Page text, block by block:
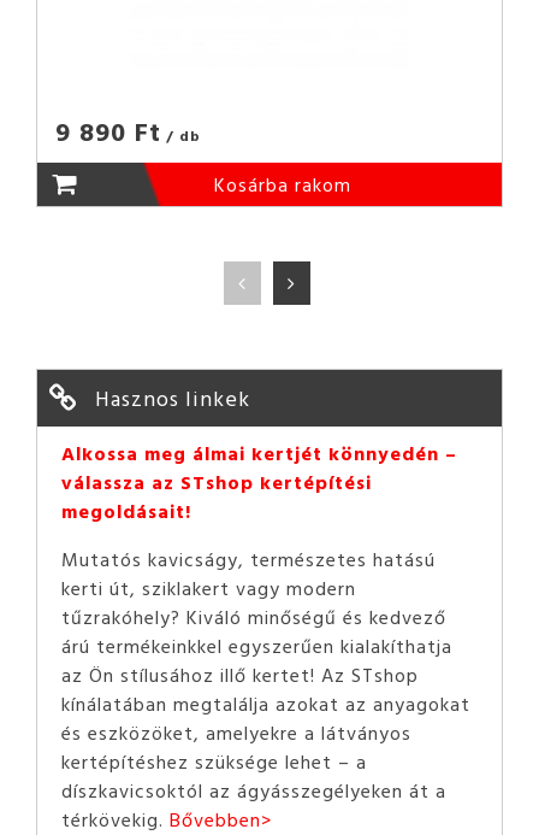
9 890 Ft / db
Kosárba rakom
Hasznos linkek
Alkossa meg álmai kertjét könnyedén –
válassza az STshop kertépítési
megoldásait!
Mutatós kavicságy, természetes hatású
kerti út, sziklakert vagy modern
tűzrakóhely? Kiváló minőségű és kedvező
árú termékeinkkel egyszerűen kialakíthatja
az Ön stílusához illő kertet! Az STshop
kínálatában megtalálja azokat az anyagokat
és eszközöket, amelyekre a látványos
kertépítéshez szüksége lehet – a
díszkavicsoktól az ágyásszegélyeken át a
térkövekig. Bővebben>